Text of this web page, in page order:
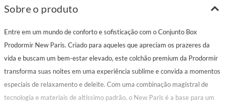
Sobre o produto
Entre em um mundo de conforto e sofisticação com o Conjunto Box
Prodormir New Paris. Criado para aqueles que apreciam os prazeres da
vida e buscam um bem-estar elevado, este colchão premium da Prodormir
transforma suas noites em uma experiência sublime e convida a momentos
especiais de relaxamento e deleite. Com uma combinação magistral de
tecnologia e materiais de altíssimo padrão, o New Paris é a base para um